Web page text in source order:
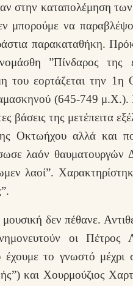
στην καταπολέμηση
μπορούμε να
παρακαταθήκη.
”Πίνδαρος της
του εορτάζεται την
(645-749
της μετέπειτα
Οκτωήχου αλλά και
λαόν θαυματουργών
λαοί”.
δεν πέθανε.
οι Πέτρος
το γνωστό μέχρι
και Χουρμούζιος